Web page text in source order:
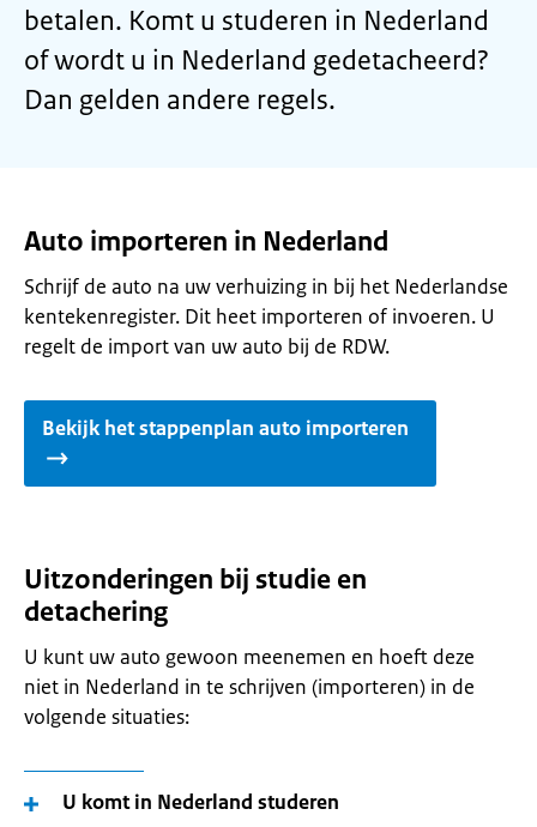
betalen. Komt u studeren in Nederland
of wordt u in Nederland gedetacheerd?
Dan gelden andere regels.
Auto importeren in Nederland
Schrijf de auto na uw verhuizing in bij het Nederlandse
kentekenregister. Dit heet importeren of invoeren. U
regelt de import van uw auto bij de RDW.
Bekijk het stappenplan auto importeren
Uitzonderingen bij studie en
detachering
U kunt uw auto gewoon meenemen en hoeft deze
niet in Nederland in te schrijven (importeren) in de
volgende situaties:
U komt in Nederland studeren